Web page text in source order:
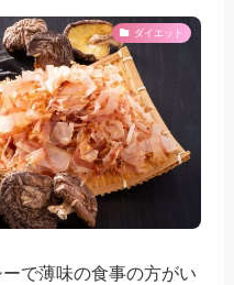
ダイエット
で薄味の食事の方がい